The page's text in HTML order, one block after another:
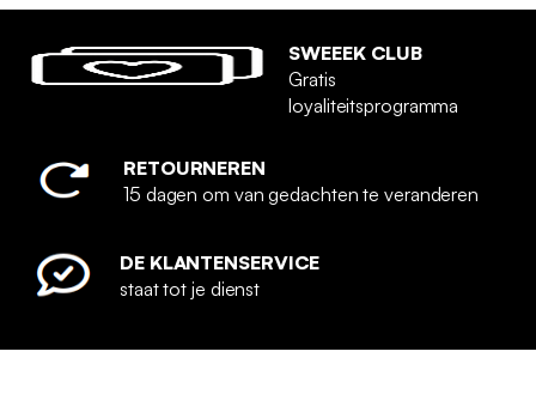
SWEEEK CLUB
Gratis
loyaliteitsprogramma
RETOURNEREN
15 dagen om van gedachten te veranderen
DE KLANTENSERVICE
staat tot je dienst